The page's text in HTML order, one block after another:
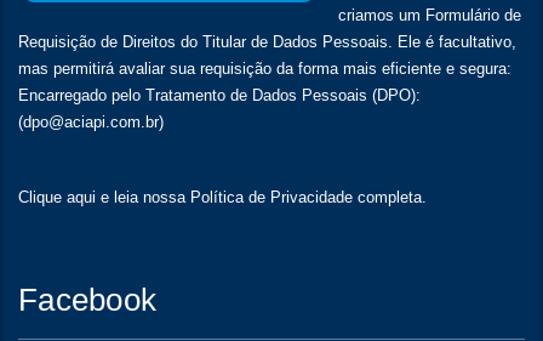
criamos um Formulário de
Requisição de Direitos do Titular de Dados Pessoais. Ele é facultativo,
mas permitirá avaliar sua requisição da forma mais eficiente e segura:
Encarregado pelo Tratamento de Dados Pessoais (DPO):
(dpo@aciapi.com.br)
Clique aqui e leia nossa Política de Privacidade completa.
Facebook